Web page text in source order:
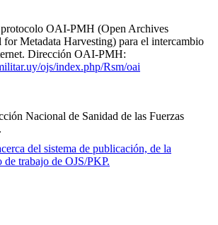
OAI-PMH (Open Archives
Metadata Harvesting) para el intercambio
Dirección OAI-PMH:
ojs/index.php/Rsm/oai
Nacional de Sanidad de las Fuerzas